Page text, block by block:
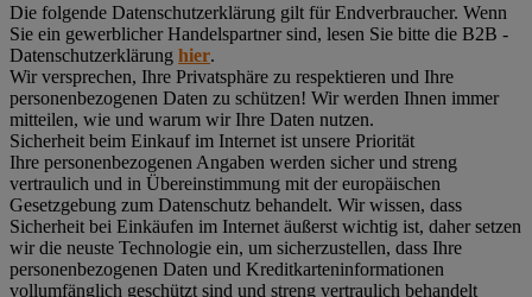
Die folgende Datenschutzerklärung gilt für Endverbraucher. Wenn
Sie ein gewerblicher Handelspartner sind, lesen Sie bitte die B2B -
Datenschutzerklärung hier.
Wir versprechen, Ihre Privatsphäre zu respektieren und Ihre
personenbezogenen Daten zu schützen! Wir werden Ihnen immer
mitteilen, wie und warum wir Ihre Daten nutzen.
Sicherheit beim Einkauf im Internet ist unsere Priorität
Ihre personenbezogenen Angaben werden sicher und streng
vertraulich und in Übereinstimmung mit der europäischen
Gesetzgebung zum Datenschutz behandelt. Wir wissen, dass
Sicherheit bei Einkäufen im Internet äußerst wichtig ist, daher setzen
wir die neuste Technologie ein, um sicherzustellen, dass Ihre
personenbezogenen Daten und Kreditkarteninformationen
vollumfänglich geschützt sind und streng vertraulich behandelt